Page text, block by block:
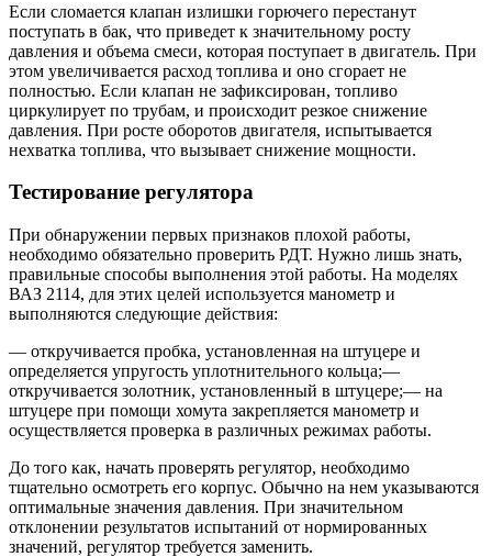
Если сломается клапан излишки горючего перестанут
поступать в бак, что приведет к значительному росту
давления и объема смеси, которая поступает в двигатель. При
этом увеличивается расход топлива и оно сгорает не
полностью. Если клапан не зафиксирован, топливо
циркулирует по трубам, и происходит резкое снижение
давления. При росте оборотов двигателя, испытывается
нехватка топлива, что вызывает снижение мощности.
Тестирование регулятора
При обнаружении первых признаков плохой работы,
необходимо обязательно проверить РДТ. Нужно лишь знать,
правильные способы выполнения этой работы. На моделях
ВАЗ 2114, для этих целей используется манометр и
выполняются следующие действия:
— откручивается пробка, установленная на штуцере и
определяется упругость уплотнительного кольца;—
откручивается золотник, установленный в штуцере;— на
штуцере при помощи хомута закрепляется манометр и
осуществляется проверка в различных режимах работы.
До того как, начать проверять регулятор, необходимо
тщательно осмотреть его корпус. Обычно на нем указываются
оптимальные значения давления. При значительном
отклонении результатов испытаний от нормированных
значений, регулятор требуется заменить.